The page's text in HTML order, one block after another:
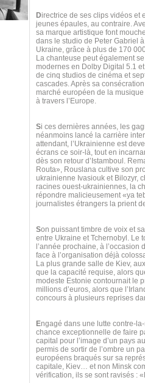
Directrice de ses clips vidéos et
jeunes épaules, au contraire.
sa marque artistique font
dans le studio de Peter Gabriel
Ukraine, grâce à plus de 170
La chanteuse peut également
modernes en Dolby Digital 5.1
de cinq studios de cinéma et
cascades. Après sa
marché européen de la
à travers l’Europe.
Si ces dernières années, les
néanmoins lancé la carrière
attendant, l’Ukrainienne est
écrans ce soir-là, tout en
dès son retour d’Istamboul.
Routa», Rouslana cultive son
ukrainienne Ivasiouk et Bilozyr,
racines ouest-ukrainiennes, la
répondre malicieusement «ya
journalistes étrangers la prient
Son puissant timbre de voix et
entre Ukraine et Tchernobyl. Le
l’année prochaine, à
face à l’organisation déjà
La plus grande salle de Kiev,
que la capacité requise, alors
modeste Estonie contournait le
millions d’euros, alors que
concours à plusieurs reprises
Engagé dans une lutte contre-
chance exceptionnelle de faire
capital pour l’image d’un pays
permis de sortir de l’ombre un
européens braqués sur sa
capitale, Kiev… et non Minsk
vérification, ils se sont ravisés :